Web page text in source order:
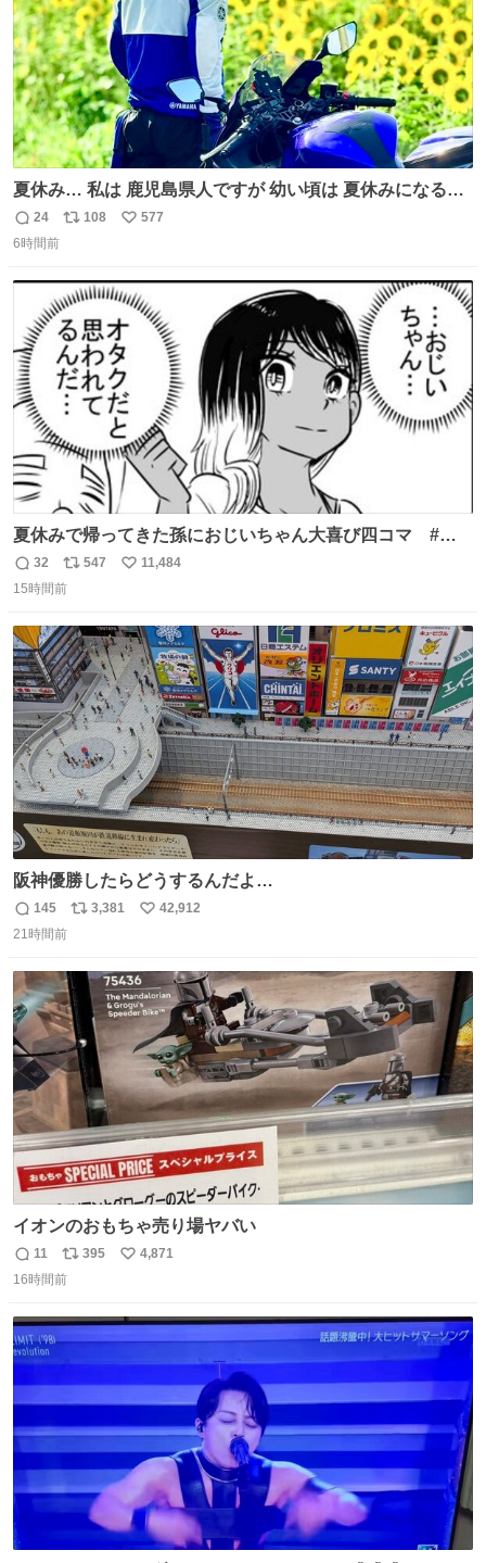
夏休み… 私は 鹿児島県人ですが 幼い頃は 夏休みになると
母の郷… 山梨へ遊びに行くのが楽しみでした 母の実家へ 1
ヶ月近く泊まって … … 今の私は 医療従事者 お盆休み？ﾅﾆ
景 淡い記憶 そんな思い出の風景… ありますか？
返
信
24
リ
ト
数
108
い
数
577
6時間前
夏休みで帰ってきた孫におじいちゃん大喜び四コマ #四
コマ漫画 #Web漫画 #漫画が読めるハッシュタグ
返
信
32
リ
ポ
ト
数
547
い
数
11,484
15時間前
阪神優勝したらどうするんだよ…
返
信
145
リ
ト
数
3,381
い
数
42,912
21時間前
イオンのおもちゃ売り場ヤバい
返
信
11
リ
ポ
ト
395
い
数
4,871
16時間前